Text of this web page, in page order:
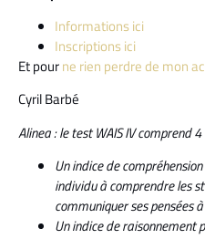
Informations ici
Inscriptions ici
Et pourne rien perdre de mon
Cyril Barbé
Alinea : le test WAIS IV comprend
Un indice de
individu à comprendre les
communiquer ses pensées
Un indice de raisonnement